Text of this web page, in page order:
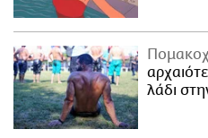
λάδι